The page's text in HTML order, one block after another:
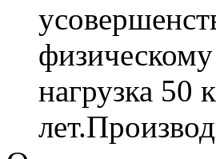
нагрузка 50